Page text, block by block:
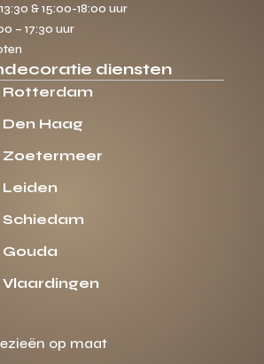
& 15:00-18:00 uur
– 17:30 uur
diensten
Rotterdam
Haag
Zoetermeer
op maat